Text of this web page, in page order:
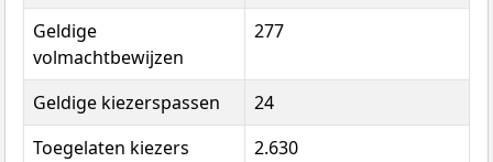
Geldige
volmachtbewijzen
277
Geldige kiezerspassen
24
Toegelaten kiezers
2.630